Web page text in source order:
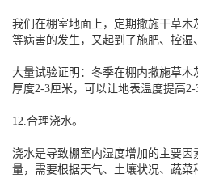
我们在棚室地面上，定期撒施干草
等病害的发生，又起到了施肥、控湿
大量试验证明：冬季在棚内撒施草木
厚度2-3厘米，可以让地表温度提高2-
12.合理浇水。
浇水是导致棚室内湿度增加的主要因
量，需要根据天气、土壤状况、蔬菜